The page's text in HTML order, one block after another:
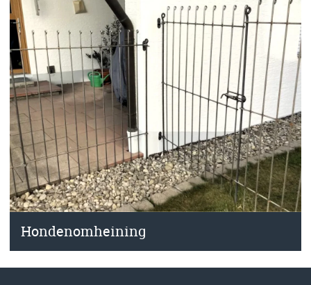
Hondenomheining